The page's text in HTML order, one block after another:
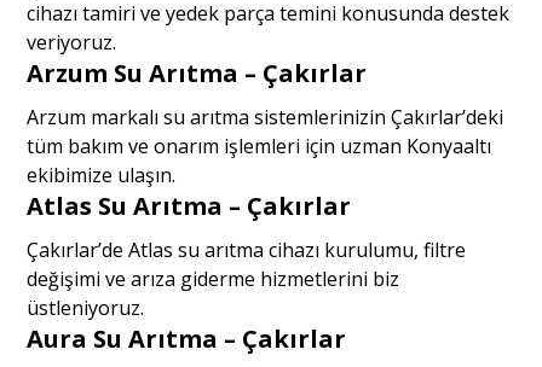
cihazı tamiri ve yedek parça temini konusunda destek
veriyoruz.
Arzum Su Arıtma – Çakırlar
Arzum markalı su arıtma sistemlerinizin Çakırlar’deki
tüm bakım ve onarım işlemleri için uzman Konyaaltı
ekibimize ulaşın.
Atlas Su Arıtma – Çakırlar
Çakırlar’de Atlas su arıtma cihazı kurulumu, filtre
değişimi ve arıza giderme hizmetlerini biz
üstleniyoruz.
Aura Su Arıtma – Çakırlar